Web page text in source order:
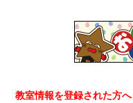
教室情報を登録された方へ